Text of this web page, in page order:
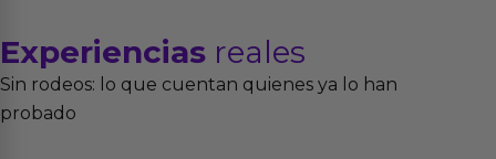
Experiencias reales
Sin rodeos: lo que cuentan quienes ya lo han
probado